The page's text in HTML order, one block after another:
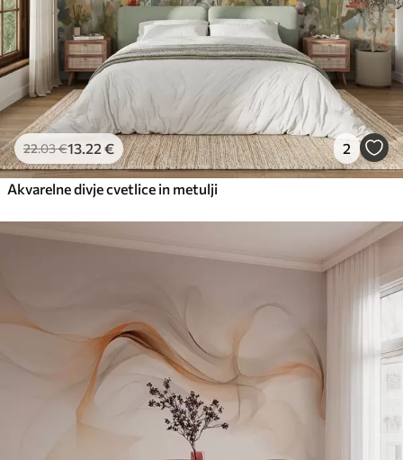
22.03€13.22 € 2
Akvarelne divje cvetlice in metulji